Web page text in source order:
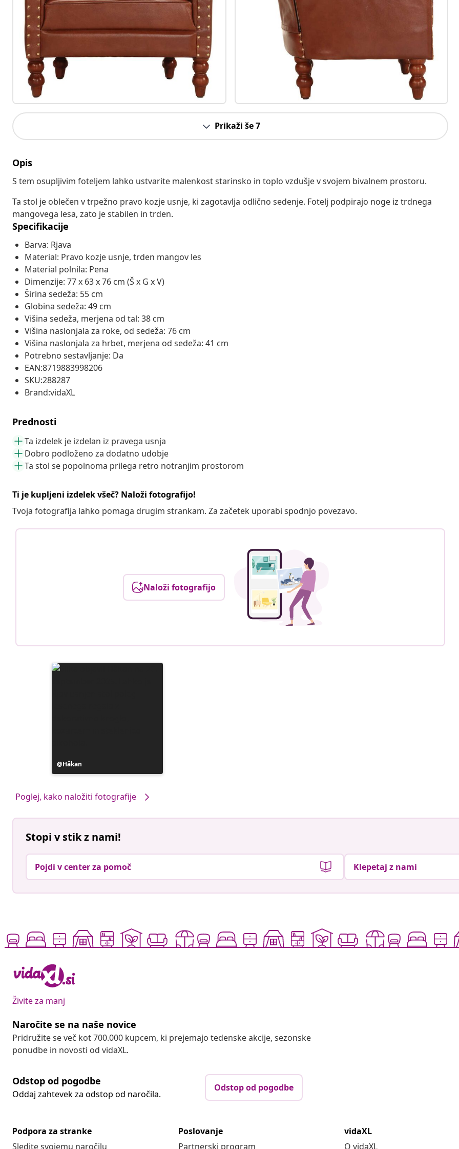
Prikaži še 7
Opis
S tem osupljivim foteljem lahko ustvarite malenkost starinsko in toplo vzdušje v svojem bivalnem prostoru.
Ta stol je oblečen v trpežno pravo kozje usnje, ki zagotavlja odlično sedenje. Fotelj podpirajo noge iz trdnega
mangovega lesa, zato je stabilen in trden.
Specifikacije
Barva: Rjava
Material: Pravo kozje usnje, trden mangov les
Material polnila: Pena
Dimenzije: 77 x 63 x 76 cm (Š x G x V)
Širina sedeža: 55 cm
Globina sedeža: 49 cm
Višina sedeža, merjena od tal: 38 cm
Višina naslonjala za roke, od sedeža: 76 cm
Višina naslonjala za hrbet, merjena od sedeža: 41 cm
Potrebno sestavljanje: Da
EAN:8719883998206
SKU:288287
Brand:vidaXL
Prednosti
Ta izdelek je izdelan iz pravega usnja
Dobro podloženo za dodatno udobje
Ta stol se popolnoma prilega retro notranjim prostorom
Ti je kupljeni izdelek všeč? Naloži fotografijo!
Tvoja fotografija lahko pomaga drugim strankam. Za začetek uporabi spodnjo povezavo.
Naloži fotografijo
Objavo
je
Håkan
Poglej, kako naložiti fotografije
Stopi v stik z nami!
Pojdi v center za pomoč Klepetaj z nami
Živite za manj
Naročite se na naše novice
Pridružite se več kot 700.000 kupcem, ki prejemajo tedenske akcije, sezonske
ponudbe in novosti od vidaXL.
Odstop od pogodbe
Oddaj zahtevek za odstop od naročila.
Odstop od pogodbe
Podpora za stranke
Sledite svojemu naročilu
Poslovanje
Partnerski program
vidaXL
O vidaXL